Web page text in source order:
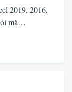
2019, 2016,
mà…